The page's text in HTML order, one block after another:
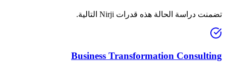
تضمنت دراسة الحالة هذه قدرات Nirji التالية.
Business Transformation Consulting